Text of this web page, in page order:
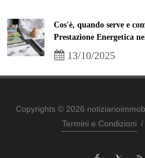
Cos'è, quando serve e
Prestazione Energetica
13/10/2025
Copyrights © 2026
Termini e Condizioni /